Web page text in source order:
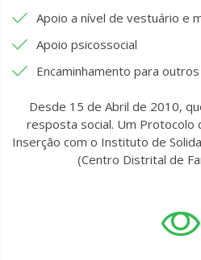
Apoio a nível de vestuário e
Apoio psicossocial
Encaminhamento para
Desde 15 de Abril de 2010,
resposta social. Um Protocolo
Inserção com o Instituto de
(Centro Distrital de